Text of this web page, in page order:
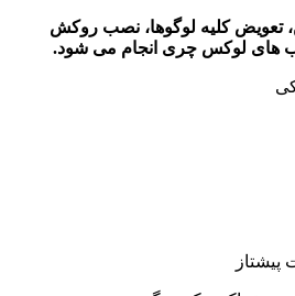
تعویض کلیه لوگوها، نصب روکش
های لوکس چری انجام می شود.